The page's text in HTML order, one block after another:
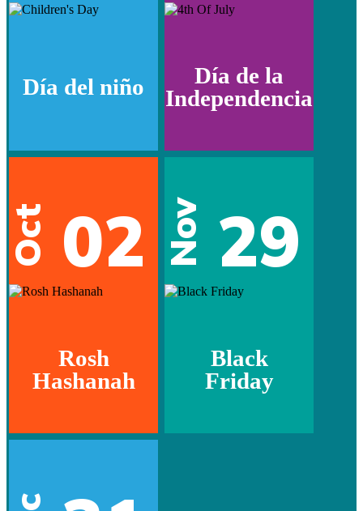
Día del niño
Día de la
Independencia
Oct 02
Rosh
Hashanah
Nov 29
Black
Friday